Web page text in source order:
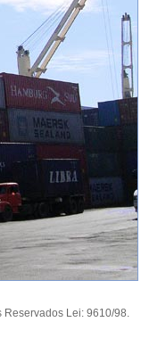
Lei: 9610/98.